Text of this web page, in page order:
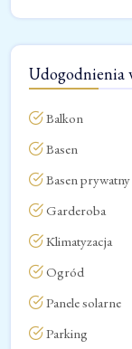
Udogodnienia
Balkon
Basen
Basen prywatny
Garderoba
Klimatyzacja
Ogród
Panele solarne
Parking